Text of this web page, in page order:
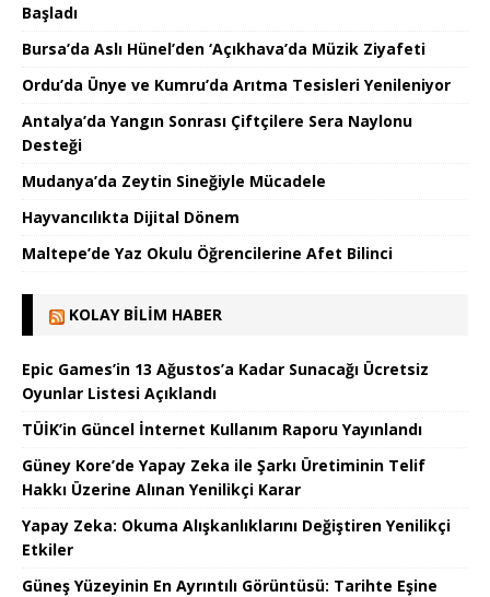
Başladı
Bursa’da Aslı Hünel’den ‘Açıkhava’da Müzik Ziyafeti
Ordu’da Ünye ve Kumru’da Arıtma Tesisleri Yenileniyor
Antalya’da Yangın Sonrası Çiftçilere Sera Naylonu
Desteği
Mudanya’da Zeytin Sineğiyle Mücadele
Hayvancılıkta Dijital Dönem
Maltepe’de Yaz Okulu Öğrencilerine Afet Bilinci
KOLAY BILIM HABER
Epic Games’in 13 Ağustos’a Kadar Sunacağı Ücretsiz
Oyunlar Listesi Açıklandı
TÜİK’in Güncel İnternet Kullanım Raporu Yayınlandı
Güney Kore’de Yapay Zeka ile Şarkı Üretiminin Telif
Hakkı Üzerine Alınan Yenilikçi Karar
Yapay Zeka: Okuma Alışkanlıklarını Değiştiren Yenilikçi
Etkiler
Güneş Yüzeyinin En Ayrıntılı Görüntüsü: Tarihte Eşine